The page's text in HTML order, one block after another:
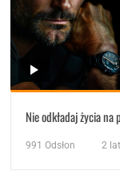
Nie odkładaj życia
991 Odsłon 2